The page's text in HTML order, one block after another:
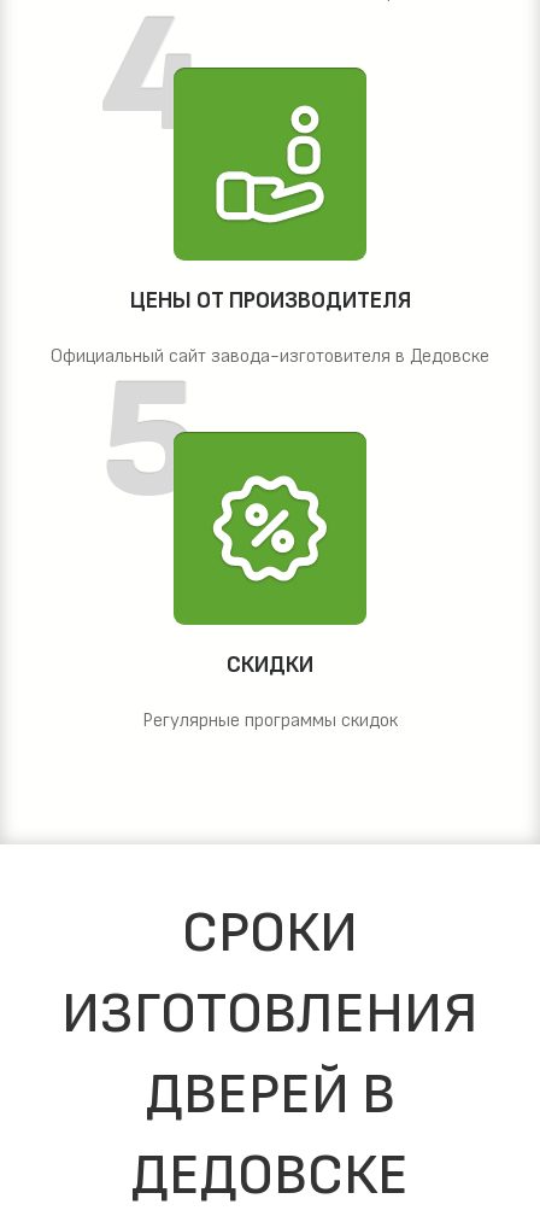
ЦЕНЫ ОТ ПРОИЗВОДИТЕЛЯ
Официальный сайт завода-изготовителя в Дедовске
СКИДКИ
Регулярные программы скидок
СРОКИ
ИЗГОТОВЛЕНИЯ
ДВЕРЕЙ В
ДЕДОВСКЕ